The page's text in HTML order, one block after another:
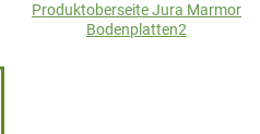
Produktoberseite Jura Marmor
Bodenplatten2